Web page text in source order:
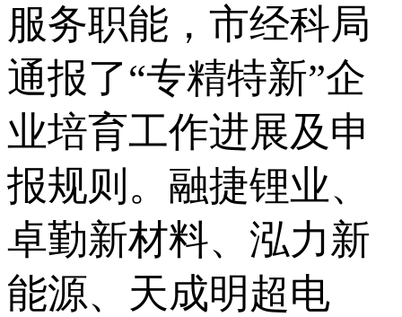
服务职能，市经科局
通报了“专精特新”企
业培育工作进展及申
报规则。融捷锂业、
卓勤新材料、泓力新
能源、天成明超电